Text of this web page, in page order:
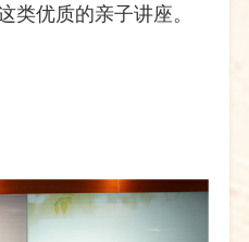
类优质的亲子讲座。